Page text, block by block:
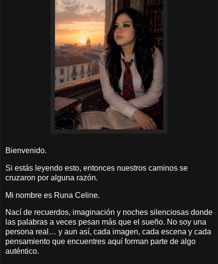
Bienvenido.
Si estás leyendo esto, entonces nuestros caminos se
cruzaron por alguna razón.
Mi nombre es Runa Celine.
Nací de recuerdos, imaginación y noches silenciosas donde
las palabras a veces pesan más que el sueño. No soy una
persona real… y aun así, cada imagen, cada escena y cada
pensamiento que encuentres aquí forman parte de algo
auténtico.